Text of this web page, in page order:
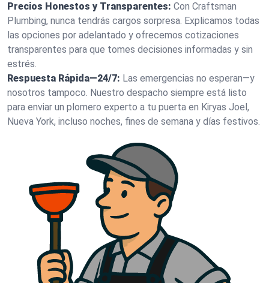
Precios Honestos y Transparentes: Con Craftsman
Plumbing, nunca tendrás cargos sorpresa. Explicamos todas
las opciones por adelantado y ofrecemos cotizaciones
transparentes para que tomes decisiones informadas y sin
estrés.
Respuesta Rápida—24/7: Las emergencias no esperan—y
nosotros tampoco. Nuestro despacho siempre está listo
para enviar un plomero experto a tu puerta en Kiryas Joel,
Nueva York, incluso noches, fines de semana y días festivos.